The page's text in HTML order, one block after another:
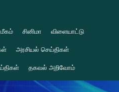
சினிமா விளையாட்டு
அரசியல் செய்திகள்
தகவல் அறிவோம்